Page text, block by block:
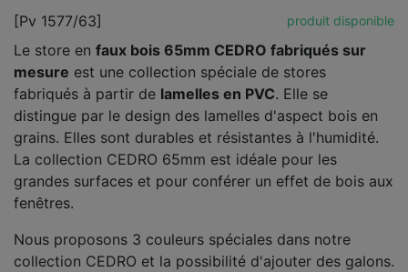
[Pv 1577/63] produit disponible
Le store en faux bois 65mm CEDRO fabriqués sur
mesure est une collection spéciale de stores
fabriqués à partir de lamelles en PVC. Elle se
distingue par le design des lamelles d'aspect bois en
grains. Elles sont durables et résistantes à l'humidité.
La collection CEDRO 65mm est idéale pour les
grandes surfaces et pour conférer un effet de bois aux
fenêtres.
Nous proposons 3 couleurs spéciales dans notre
collection CEDRO et la possibilité d'ajouter des galons.